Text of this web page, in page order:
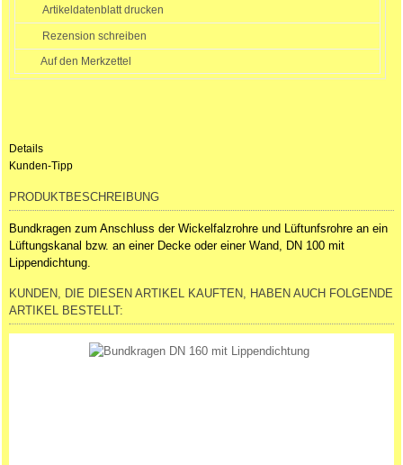
Artikeldatenblatt drucken
Rezension schreiben
Details
Kunden-Tipp
PRODUKTBESCHREIBUNG
Bundkragen zum Anschluss der Wickelfalzrohre und Lüftunfsrohre an ein
Lüftungskanal bzw. an einer Decke oder einer Wand, DN 100 mit
Lippendichtung.
KUNDEN, DIE DIESEN ARTIKEL KAUFTEN, HABEN AUCH FOLGENDE
ARTIKEL BESTELLT: